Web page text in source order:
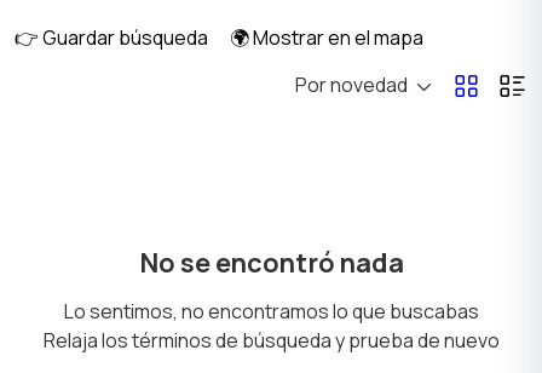
MP3 y audio portátil
y digital
👉 Guardar búsqueda
🌍 Mostrar en el mapa
Por novedad
No se encontró nada
Lo sentimos, no encontramos lo que buscabas
Relaja los términos de búsqueda y prueba de nuevo